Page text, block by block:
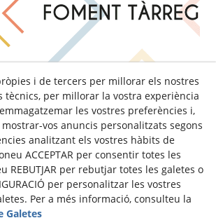
i de tercers per millorar els nostres
tècnics, per millorar la vostra experiència
les vostres preferències i,
vos anuncis personalitzats segons
analitzant els vostres hàbits de
ACCEPTAR per consentir totes les
REBUTJAR per rebutjar totes les galetes o
per personalitzar les vostres
Per a més informació, consulteu la
Galetes